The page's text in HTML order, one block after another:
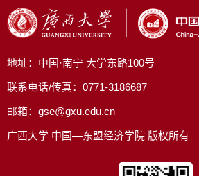
地址：中国·南宁 大学东路100号
联系电话/传真：0771-3186687
邮箱：gse@gxu.edu.cn
广西大学 中国—东盟经济学院 版权所有